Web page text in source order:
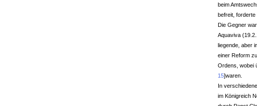
beim
befreit, forderte
Die Gegner
Aquaviva
liegende, aber
einer Reform
Ordens, wobei
15]waren.
In
im Königreich